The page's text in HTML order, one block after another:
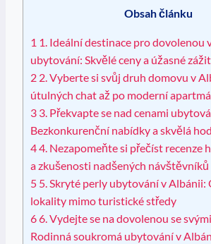
Obsah článku
1 1.‍ Ideální destinace pro dovolenou
ubytování: Skvělé​ ceny a úžasné
2 2. Vyberte si svůj⁢ druh domovu v
útulných chat až po moderní​
3 3.​ Překvapte se nad cenami
Bezkonkurenční nabídky a skvělá
44. Nezapomeňte si přečíst recenze
a ⁣zkušenosti nadšených návštěvníků
5 5. Skryté ‍perly ubytování v Albánii:⁤
lokality mimo turistické středy
66. Vydejte se na ‌dovolenou‍ se
Rodinná soukromá ubytování v